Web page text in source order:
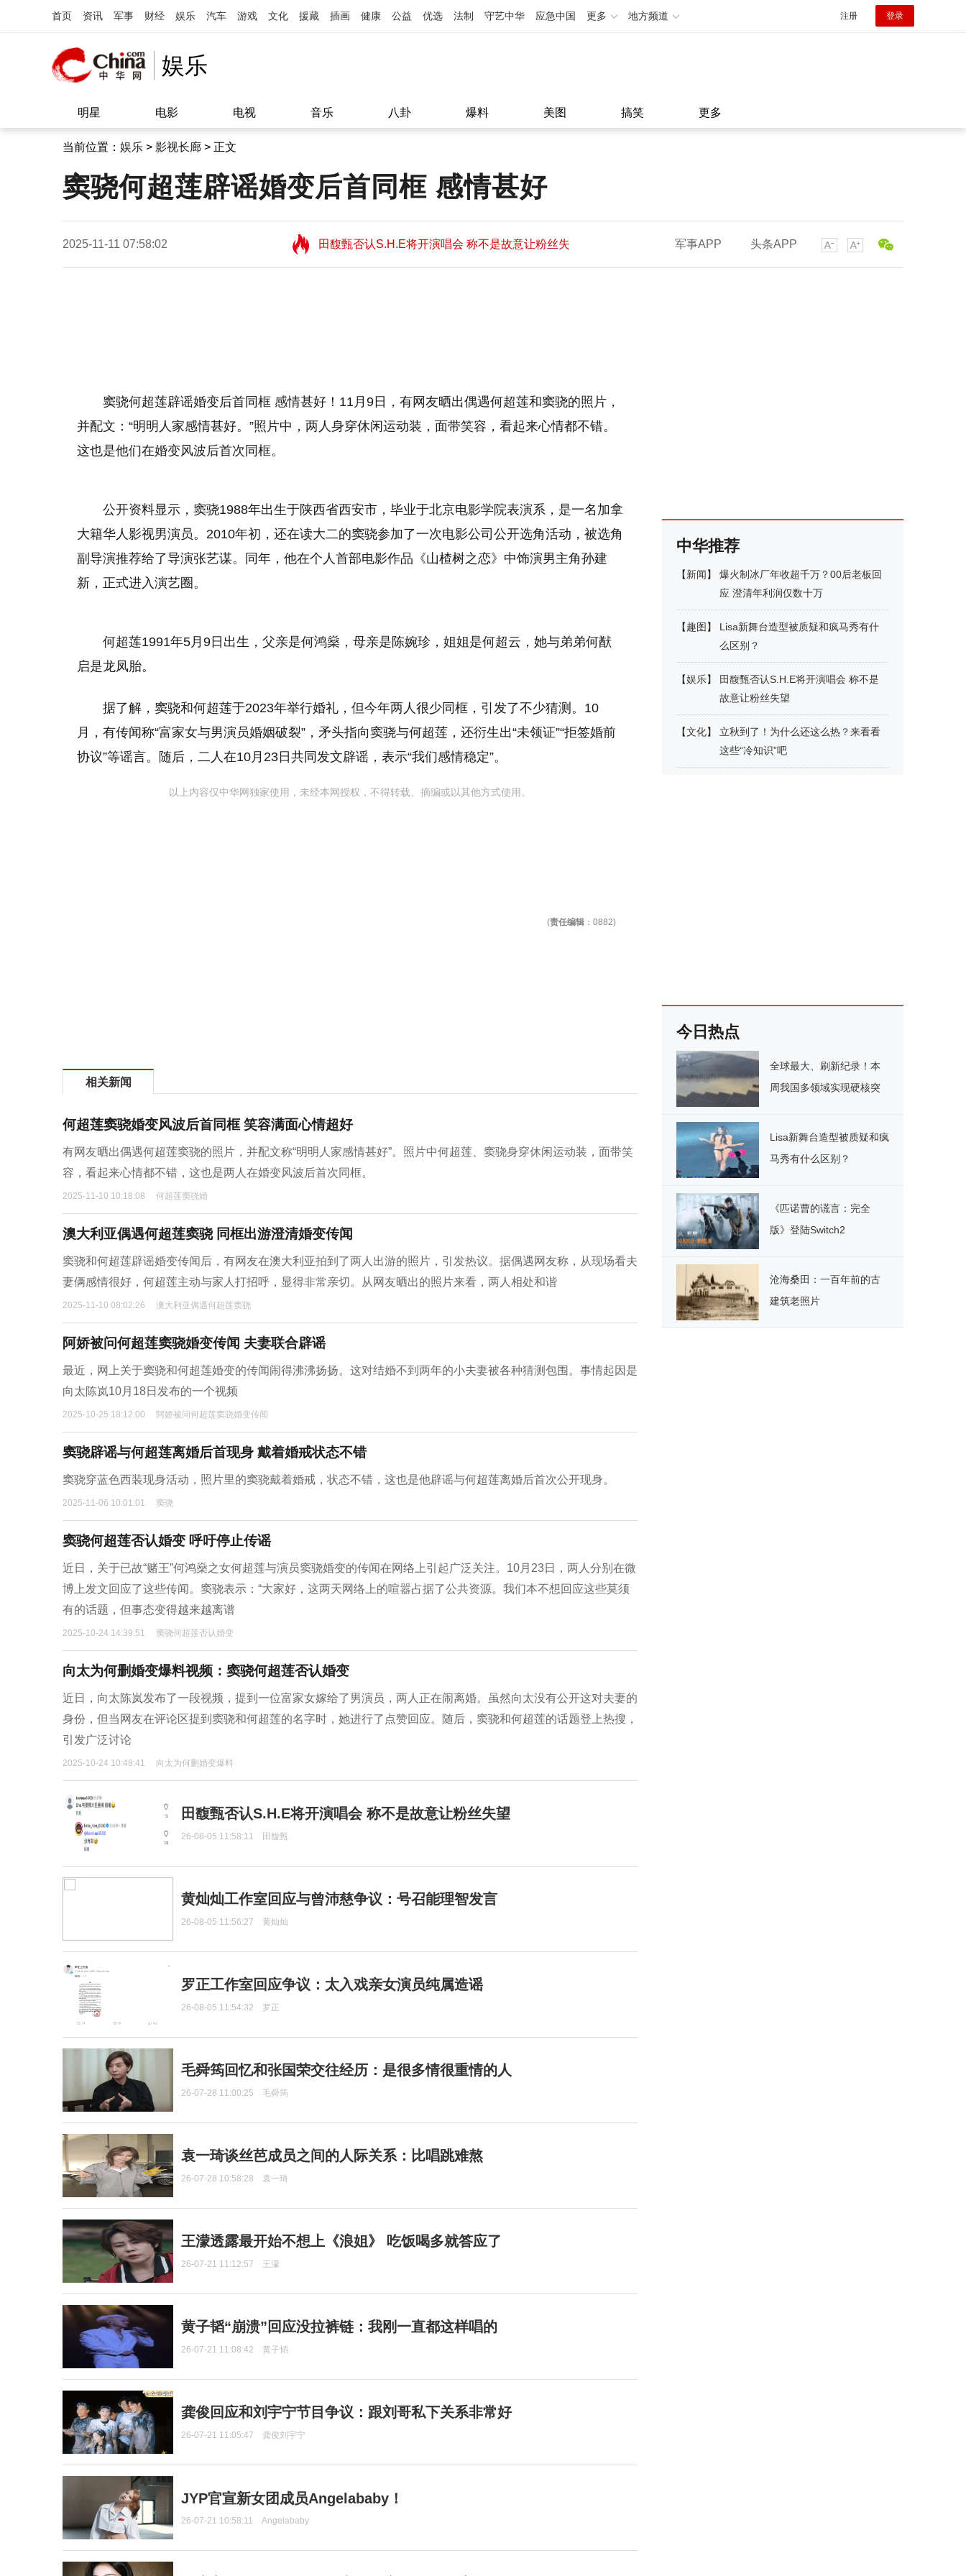
首页 资讯 军事 财经 娱乐 汽车 游戏 文化 援藏 插画 健康 公益 优选 法制 守艺中华 应急中国 更多 地方频道 注册 登录
娱乐
明星 电影 电视 音乐 八卦 爆料 美图 搞笑 更多
当前位置： 娱乐 > 影视长廊 > 正文
窦骁何超莲辟谣婚变后首同框 感情甚好
2025-11-11 07:58:02
田馥甄否认S.H.E将开演唱会 称不是故意让粉丝失
望11:08
田馥甄否认S.H.E将开演唱会 称不是故意让粉丝失
军事APP 头条APP
窦骁何超莲辟谣婚变后首同框 感情甚好！11月9日，有网友晒出偶遇何超莲和窦骁的照片，
并配文：“明明人家感情甚好。”照片中，两人身穿休闲运动装，面带笑容，看起来心情都不错。
这也是他们在婚变风波后首次同框。
公开资料显示，窦骁1988年出生于陕西省西安市，毕业于北京电影学院表演系，是一名加拿
大籍华人影视男演员。2010年初，还在读大二的窦骁参加了一次电影公司公开选角活动，被选角
副导演推荐给了导演张艺谋。同年，他在个人首部电影作品《山楂树之恋》中饰演男主角孙建
新，正式进入演艺圈。
何超莲1991年5月9日出生，父亲是何鸿燊，母亲是陈婉珍，姐姐是何超云，她与弟弟何猷
启是龙凤胎。
据了解，窦骁和何超莲于2023年举行婚礼，但今年两人很少同框，引发了不少猜测。10
月，有传闻称“富家女与男演员婚姻破裂”，矛头指向窦骁与何超莲，还衍生出“未领证”“拒签婚前
协议”等谣言。随后，二人在10月23日共同发文辟谣，表示“我们感情稳定”。
以上内容仅中华网独家使用，未经本网授权，不得转载、摘编或以其他方式使用。
(责任编辑 ：0882)
相关新闻
何超莲窦骁婚变风波后首同框 笑容满面心情超好
有网友晒出偶遇何超莲窦骁的照片，并配文称“明明人家感情甚好”。照片中何超莲、窦骁身穿休闲运动装，面带笑
容，看起来心情都不错，这也是两人在婚变风波后首次同框。
2025-11-10 10:18:08 何超莲窦骁婚
澳大利亚偶遇何超莲窦骁 同框出游澄清婚变传闻
窦骁和何超莲辟谣婚变传闻后，有网友在澳大利亚拍到了两人出游的照片，引发热议。据偶遇网友称，从现场看夫
妻俩感情很好，何超莲主动与家人打招呼，显得非常亲切。从网友晒出的照片来看，两人相处和谐
2025-11-10 08:02:26 澳大利亚偶遇何超莲窦骁
阿娇被问何超莲窦骁婚变传闻 夫妻联合辟谣
最近，网上关于窦骁和何超莲婚变的传闻闹得沸沸扬扬。这对结婚不到两年的小夫妻被各种猜测包围。事情起因是
向太陈岚10月18日发布的一个视频
2025-10-25 18:12:00 阿娇被问何超莲窦骁婚变传闻
窦骁辟谣与何超莲离婚后首现身 戴着婚戒状态不错
窦骁穿蓝色西装现身活动，照片里的窦骁戴着婚戒，状态不错，这也是他辟谣与何超莲离婚后首次公开现身。
2025-11-06 10:01:01 窦骁
窦骁何超莲否认婚变 呼吁停止传谣
近日，关于已故“赌王”何鸿燊之女何超莲与演员窦骁婚变的传闻在网络上引起广泛关注。10月23日，两人分别在微
博上发文回应了这些传闻。窦骁表示：“大家好，这两天网络上的喧嚣占据了公共资源。我们本不想回应这些莫须
有的话题，但事态变得越来越离谱
2025-10-24 14:39:51 窦骁何超莲否认婚变
向太为何删婚变爆料视频：窦骁何超莲否认婚变
近日，向太陈岚发布了一段视频，提到一位富家女嫁给了男演员，两人正在闹离婚。虽然向太没有公开这对夫妻的
身份，但当网友在评论区提到窦骁和何超莲的名字时，她进行了点赞回应。随后，窦骁和何超莲的话题登上热搜，
引发广泛讨论
2025-10-24 10:48:41 向太为何删婚变爆料
田馥甄否认S.H.E将开演唱会 称不是故意让粉丝失望
26-08-05 11:58:11 田馥甄
黄灿灿工作室回应与曾沛慈争议：号召能理智发言
26-08-05 11:56:27 黄灿灿
罗正工作室回应争议：太入戏亲女演员纯属造谣
26-08-05 11:54:32 罗正
毛舜筠回忆和张国荣交往经历：是很多情很重情的人
26-07-28 11:00:25 毛舜筠
袁一琦谈丝芭成员之间的人际关系：比唱跳难熬
26-07-28 10:58:28 袁一琦
王濛透露最开始不想上《浪姐》 吃饭喝多就答应了
26-07-21 11:12:57 王濛
黄子韬“崩溃”回应没拉裤链：我刚一直都这样唱的
26-07-21 11:08:42 黄子韬
龚俊回应和刘宇宁节目争议：跟刘哥私下关系非常好
26-07-21 11:05:47 龚俊刘宇宁
JYP官宣新女团成员Angelababy！
26-07-21 10:58:11 Angelababy
中华推荐
【新闻】
爆火制冰厂年收超千万？00后老板回
应 澄清年利润仅数十万
【趣图 】
Lisa新舞台造型被质疑和疯马秀有什
么区别？
【娱乐】
田馥甄否认S.H.E将开演唱会 称不是
故意让粉丝失望
【文化】
立秋到了！为什么还这么热？来看看
这些“冷知识”吧
今日热点
全球最大、刷新纪录！本
周我国多领域实现硬核突
Lisa新舞台造型被质疑和疯
马秀有什么区别？
《匹诺曹的谎言：完全
版》登陆Switch2
沧海桑田：一百年前的古
建筑老照片